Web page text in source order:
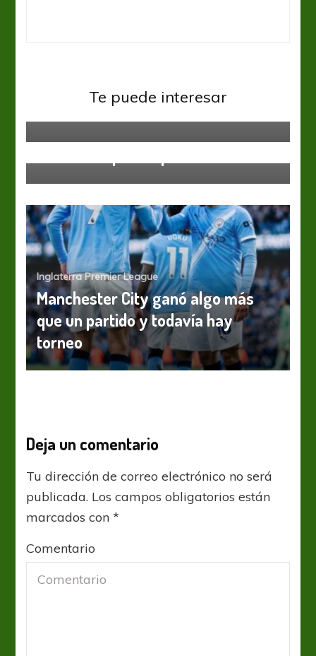
Te puede interesar
Inglaterra Premier League
Inglaterra Premier League
Manchester City ganó algo más
que un partido y todavía hay
torneo
Deja un comentario
Tu dirección de correo electrónico no será
publicada. Los campos obligatorios están
marcados con*
Comentario